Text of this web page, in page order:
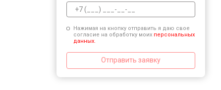
Нажимая на кнопку отправить я даю свое
согласие на обработку моих персональных
данных.
Отправить заявку